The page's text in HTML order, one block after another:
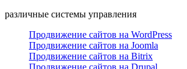
различные системы управления
Продвижение сайтов на WordPress
Продвижение сайтов на Joomla
Продвижение сайтов на Bitrix
Продвижение сайтов на Drupal